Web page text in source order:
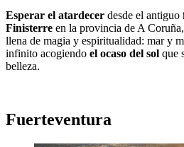
Esperar el atardecer desde el antiguo
Finisterre en la provincia de A
llena de magia y espiritualidad: mar y
infinito acogiendo el ocaso del sol que
belleza.
Fuerteventura